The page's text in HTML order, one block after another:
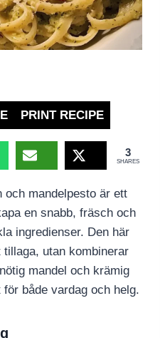
PRINT RECIPE
3
SHARES
och mandelpesto är ett
en snabb, fräsch och
ingredienser. Den här
utan kombinerar
mandel och krämig
både vardag och helg.